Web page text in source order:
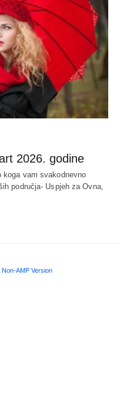
2026. godine
koga vam svakodnevno
područja- Uspjeh za Ovna,
Non-AMP Version